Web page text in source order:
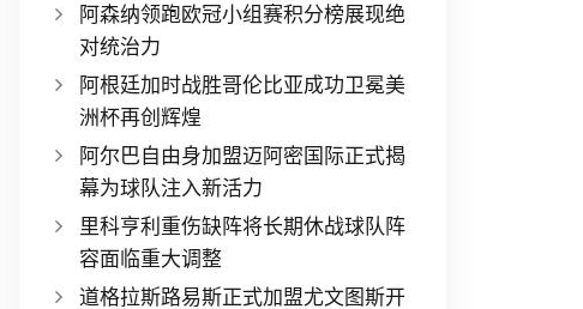
阿森纳领跑欧冠小组赛积分榜展现绝
对统治力
阿根廷加时战胜哥伦比亚成功卫冕美
洲杯再创辉煌
阿尔巴自由身加盟迈阿密国际正式揭
幕为球队注入新活力
里科亨利重伤缺阵将长期休战球队阵
容面临重大调整
道格拉斯路易斯正式加盟尤文图斯开